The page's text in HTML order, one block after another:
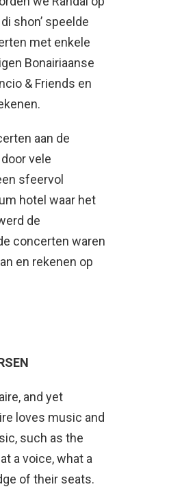
shon’ speelde
met enkele
Bonairiaanse
& Friends en
aan de
vele
sfeervol
hotel waar het
de
concerten waren
en rekenen op
and yet
loves music and
such as the
a voice, what a
of their seats.